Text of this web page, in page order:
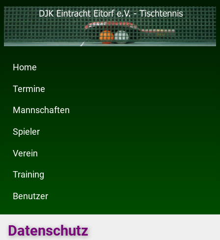
Home
Termine
Mannschaften
Spieler
Verein
Training
Benutzer
Datenschutz